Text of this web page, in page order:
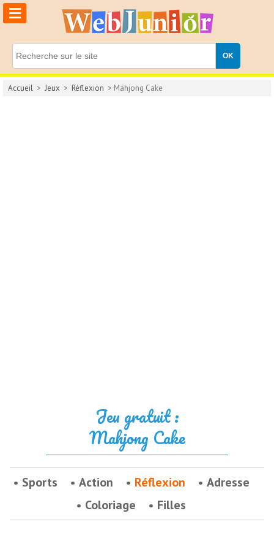
≡
Accueil > Jeux > Réflexion > Mahjong Cake
Jeu gratuit :
Mahjong Cake
Sports Action Réflexion
Adresse
Coloriage
Filles